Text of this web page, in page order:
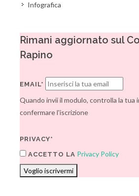
Infografica
Rimani aggiornato sul
Rapino
EMAIL*
Quando invii il modulo, controlla la tua
confermare l'iscrizione
PRIVACY*
ACCETTO LA Privacy Policy
Voglio iscrivermi